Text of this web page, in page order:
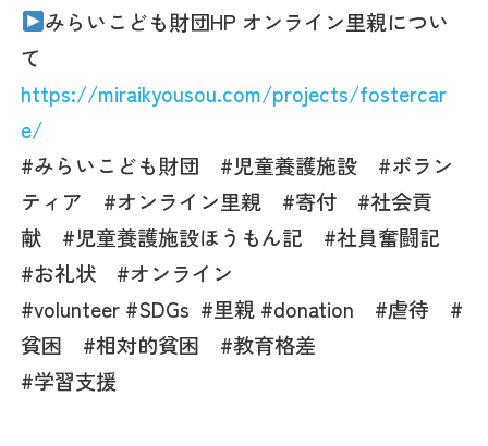
みらいこども財団HP オンライン里親につい
て
https://miraikyousou.com/projects/fostercar
e/
#みらいこども財団 #児童養護施設 #ボラン
ティア #オンライン里親 #寄付 #社会貢
献 #児童養護施設ほうもん記 #社員奮闘記
#お礼状 #オンライン
#volunteer #SDGs #里親 #donation #虐待 #
貧困 #相対的貧困 #教育格差
#学習支援